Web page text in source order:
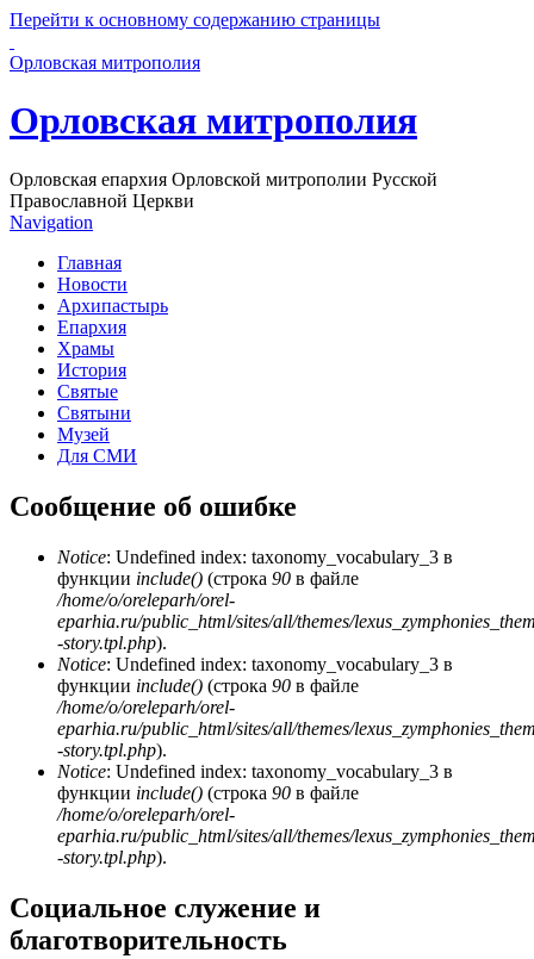
Перейти к основному содержанию страницы
Орловская митрополия
Орловская митрополия
Орловская епархия Орловской митрополии Русской
Православной Церкви
Navigation
Главная
Новости
Архипастырь
Епархия
Храмы
История
Святые
Святыни
Музей
Для СМИ
Сообщение об ошибке
Notice: Undefined index: taxonomy_vocabulary_3 в
функции include() (строка 90 в файле
/home/o/oreleparh/orel-
eparhia.ru/public_html/sites/all/themes/
-story.tpl.php).
Notice: Undefined index: taxonomy_vocabulary_3 в
функции include() (строка 90 в файле
/home/o/oreleparh/orel-
eparhia.ru/public_html/sites/all/themes/
-story.tpl.php).
Notice: Undefined index: taxonomy_vocabulary_3 в
функции include() (строка 90 в файле
/home/o/oreleparh/orel-
eparhia.ru/public_html/sites/all/themes/
-story.tpl.php).
Социальное служение и
благотворительность